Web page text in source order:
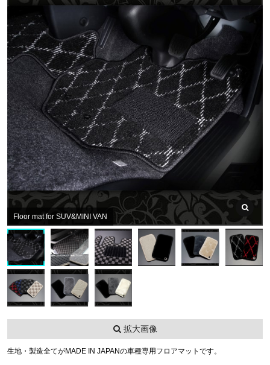
Floor mat for SUV&MINI VAN
拡大画像
生地・製造全てがMADE IN JAPANの車種専用フロアマットです。